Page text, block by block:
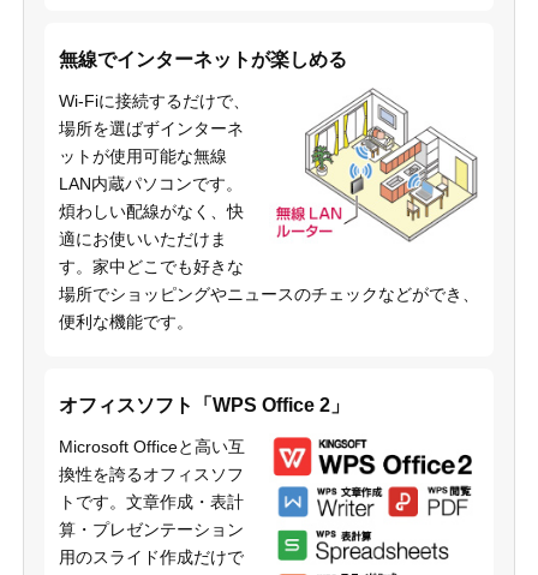
無線でインターネットが楽しめる
Wi-Fiに接続するだけで、
場所を選ばずインターネ
ットが使用可能な無線
LAN内蔵パソコンです。
煩わしい配線がなく、快
適にお使いいただけま
す。家中どこでも好きな
場所でショッピングやニュースのチェックなどができ、
便利な機能です。
オフィスソフト「WPS Office 2」
Microsoft Officeと高い互
換性を誇るオフィスソフ
トです。文章作成・表計
算・プレゼンテーション
用のスライド作成だけで